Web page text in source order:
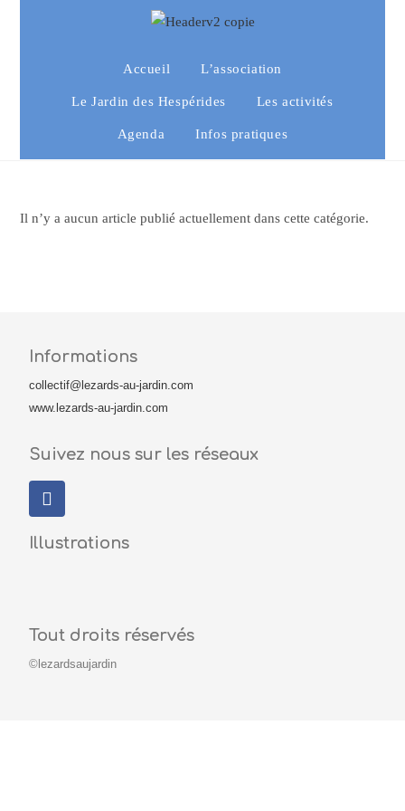
Accueil L’association
Le Jardin des Hespérides Les activités
Agenda Infos pratiques
Il n’y a aucun article publié actuellement dans cette catégorie.
Informations
collectif@lezards-au-jardin.com
www.lezards-au-jardin.com
Suivez nous sur les réseaux
Illustrations
Tout droits réservés
©lezardsaujardin